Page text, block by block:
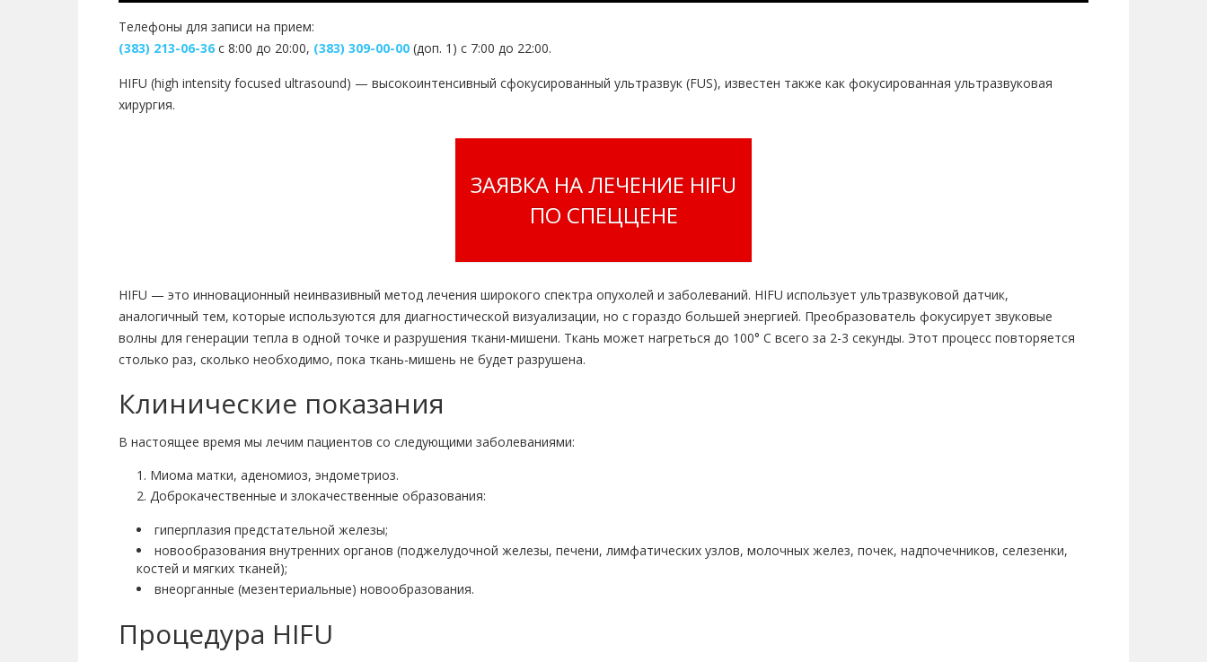
Телефоны для записи на прием:
(383) 213-06-36 с 8:00 до 20:00, (383) 309-00-00 (доп. 1) с 7:00 до 22:00.
HIFU (high intensity focused ultrasound) — высокоинтенсивный сфокусированный ультразвук (FUS), известен также как фокусированная ультразвуковая
хирургия.
ЗАЯВКА НА ЛЕЧЕНИЕ HIFU
ПО СПЕЦЦЕНЕ
HIFU — это инновационный неинвазивный метод лечения широкого спектра опухолей и заболеваний. HIFU использует ультразвуковой датчик,
аналогичный тем, которые используются для диагностической визуализации, но с гораздо большей энергией. Преобразователь фокусирует звуковые
волны для генерации тепла в одной точке и разрушения ткани-мишени. Ткань может нагреться до 100° C всего за 2-3 секунды. Этот процесс повторяется
столько раз, сколько необходимо, пока ткань-мишень не будет разрушена.
Клинические показания
В настоящее время мы лечим пациентов со следующими заболеваниями:
Миома матки, аденомиоз, эндометриоз.
Доброкачественные и злокачественные образования:
гиперплазия предстательной железы;
новообразования внутренних органов (поджелудочной железы, печени, лимфатических узлов, молочных желез, почек, надпочечников, селезенки,
костей и мягких тканей);
внеорганные (мезентериальные) новообразования.
Процедура HIFU